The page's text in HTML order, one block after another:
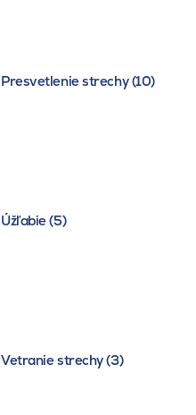
Presvetlenie strechy (10)
Úžľabie (5)
Vetranie strechy (3)